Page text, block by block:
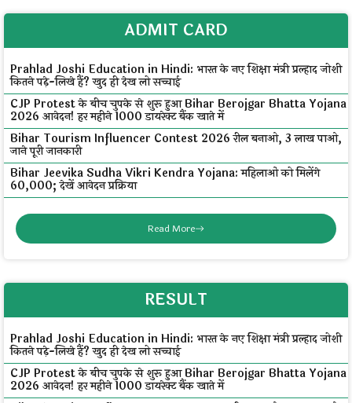
ADMIT CARD
Prahlad Joshi Education in Hindi: भारत के नए शिक्षा मंत्री प्रल्हाद जोशी
कितने पढ़े-लिखे हैं? खुद ही देख लो सच्चाई
CJP Protest के बीच चुपके से शुरू हुआ Bihar Berojgar Bhatta Yojana
2026 आवेदन! हर महीने ₹1000 डायरेक्ट बैंक खाते में
Bihar Tourism Influencer Contest 2026 रील बनाओ, ₹3 लाख पाओ,
जाने पूरी जानकारी
Bihar Jeevika Sudha Vikri Kendra Yojana: महिलाओं को मिलेंगे
₹60,000; देखें आवेदन प्रक्रिया
Read More
RESULT
Prahlad Joshi Education in Hindi: भारत के नए शिक्षा मंत्री प्रल्हाद जोशी
कितने पढ़े-लिखे हैं? खुद ही देख लो सच्चाई
CJP Protest के बीच चुपके से शुरू हुआ Bihar Berojgar Bhatta Yojana
2026 आवेदन! हर महीने ₹1000 डायरेक्ट बैंक खाते में